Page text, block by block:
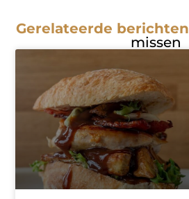
Gerelateerde berichten
missen